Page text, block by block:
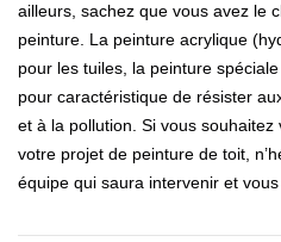
ailleurs, sachez que vous avez le
peinture. La peinture acrylique
pour les tuiles, la peinture
pour caractéristique de résister
et à la pollution. Si vous
votre projet de peinture de toit,
équipe qui saura intervenir et